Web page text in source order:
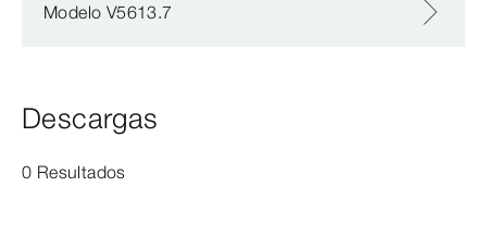
Modelo V5613.7
Descargas
0 Resultados